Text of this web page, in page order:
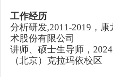
工作经历
分析研发,2011-2019 ，
术股份有限公司
讲师、硕士生导师 ，
（北京）克拉玛依校区